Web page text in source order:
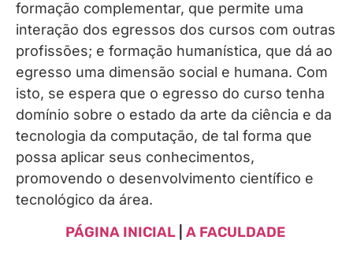
formação complementar, que permite uma
interação dos egressos dos cursos com outras
profissões; e formação humanística, que dá ao
egresso uma dimensão social e humana. Com
isto, se espera que o egresso do curso tenha
domínio sobre o estado da arte da ciência e da
tecnologia da computação, de tal forma que
possa aplicar seus conhecimentos,
promovendo o desenvolvimento científico e
tecnológico da área.
PÁGINA INICIAL| A FACULDADE